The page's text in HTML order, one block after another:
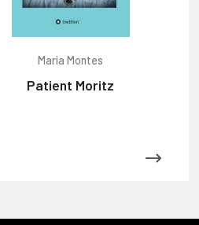
Maria Montes
Patient Moritz